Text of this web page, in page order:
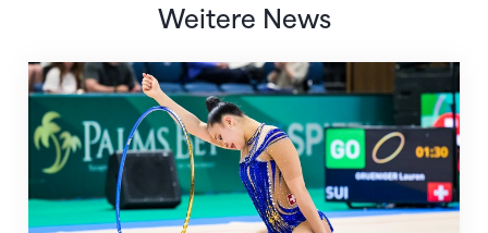
Weitere News
Nächster Halt: Weltmeisterschaft